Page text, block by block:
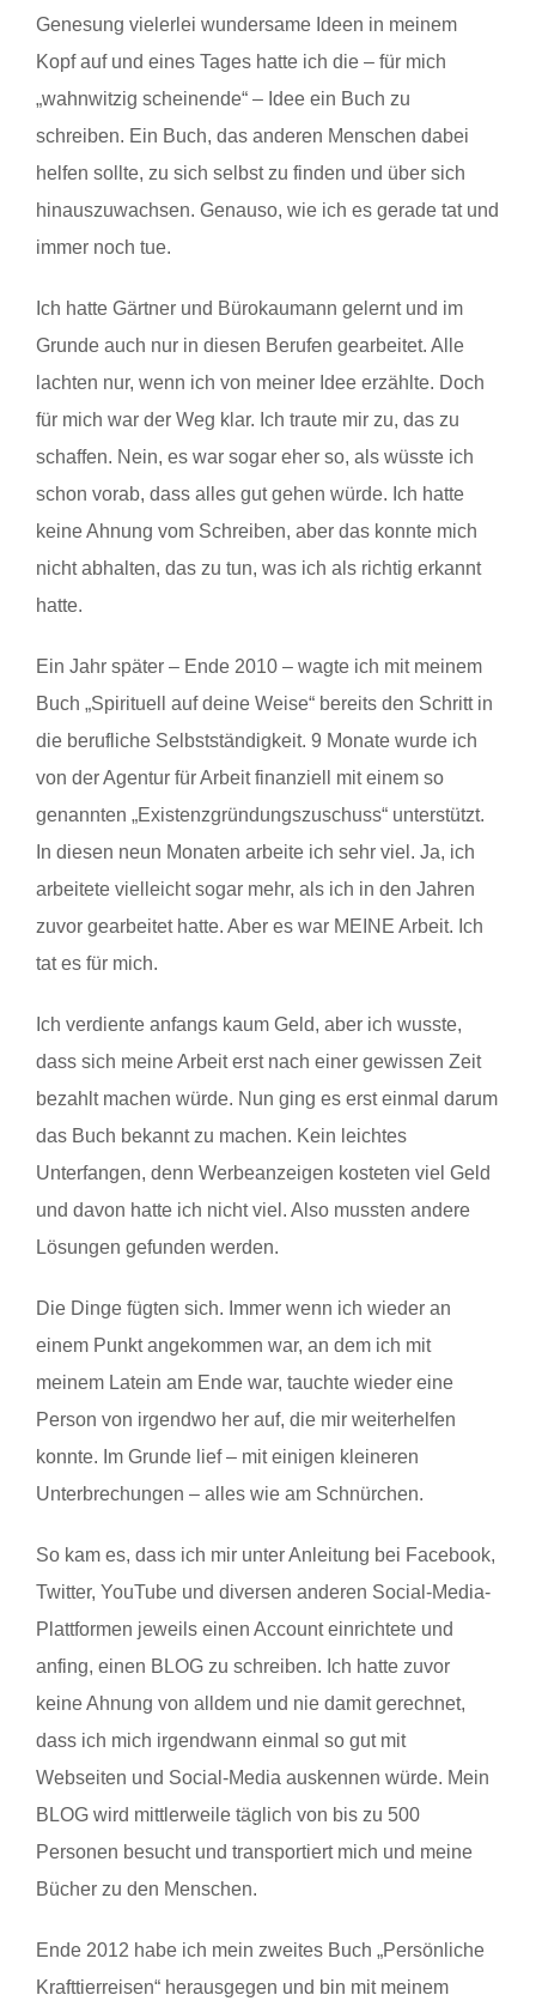
Genesung vielerlei wundersame Ideen in meinem
Kopf auf und eines Tages hatte ich die – für mich
„wahnwitzig scheinende“ – Idee ein Buch zu
schreiben. Ein Buch, das anderen Menschen dabei
helfen sollte, zu sich selbst zu finden und über sich
hinauszuwachsen. Genauso, wie ich es gerade tat und
immer noch tue.
Ich hatte Gärtner und Bürokaumann gelernt und im
Grunde auch nur in diesen Berufen gearbeitet. Alle
lachten nur, wenn ich von meiner Idee erzählte. Doch
für mich war der Weg klar. Ich traute mir zu, das zu
schaffen. Nein, es war sogar eher so, als wüsste ich
schon vorab, dass alles gut gehen würde. Ich hatte
keine Ahnung vom Schreiben, aber das konnte mich
nicht abhalten, das zu tun, was ich als richtig erkannt
hatte.
Ein Jahr später – Ende 2010 – wagte ich mit meinem
Buch „Spirituell auf deine Weise“ bereits den Schritt in
die berufliche Selbstständigkeit. 9 Monate wurde ich
von der Agentur für Arbeit finanziell mit einem so
genannten „Existenzgründungszuschuss“ unterstützt.
In diesen neun Monaten arbeite ich sehr viel. Ja, ich
arbeitete vielleicht sogar mehr, als ich in den Jahren
zuvor gearbeitet hatte. Aber es war MEINE Arbeit. Ich
tat es für mich.
Ich verdiente anfangs kaum Geld, aber ich wusste,
dass sich meine Arbeit erst nach einer gewissen Zeit
bezahlt machen würde. Nun ging es erst einmal darum
das Buch bekannt zu machen. Kein leichtes
Unterfangen, denn Werbeanzeigen kosteten viel Geld
und davon hatte ich nicht viel. Also mussten andere
Lösungen gefunden werden.
Die Dinge fügten sich. Immer wenn ich wieder an
einem Punkt angekommen war, an dem ich mit
meinem Latein am Ende war, tauchte wieder eine
Person von irgendwo her auf, die mir weiterhelfen
konnte. Im Grunde lief – mit einigen kleineren
Unterbrechungen – alles wie am Schnürchen.
So kam es, dass ich mir unter Anleitung bei Facebook,
Twitter, YouTube und diversen anderen Social-Media-
Plattformen jeweils einen Account einrichtete und
anfing, einen BLOG zu schreiben. Ich hatte zuvor
keine Ahnung von alldem und nie damit gerechnet,
dass ich mich irgendwann einmal so gut mit
Webseiten und Social-Media auskennen würde. Mein
BLOG wird mittlerweile täglich von bis zu 500
Personen besucht und transportiert mich und meine
Bücher zu den Menschen.
Ende 2012 habe ich mein zweites Buch „Persönliche
Krafttierreisen“ herausgegen und bin mit meinem